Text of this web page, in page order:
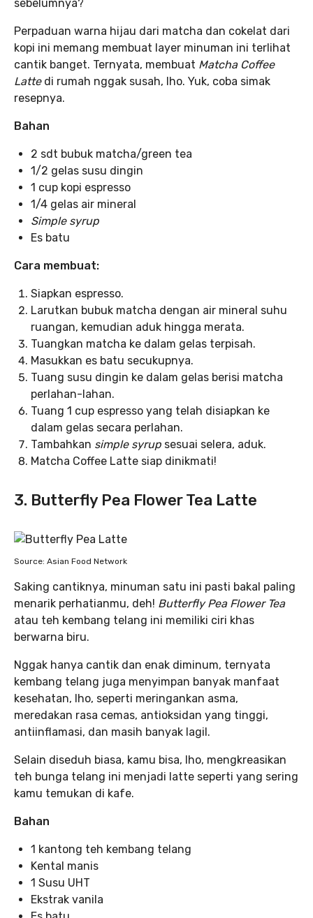
sebelumnya?
Perpaduan warna hijau dari matcha dan cokelat dari
kopi ini memang membuat layer minuman ini terlihat
cantik banget. Ternyata, membuat Matcha Coffee
Latte di rumah nggak susah, lho. Yuk, coba simak
resepnya.
Bahan
2 sdt bubuk matcha/green tea
1/2 gelas susu dingin
1 cup kopi espresso
1/4 gelas air mineral
Simple syrup
Es batu
Cara membuat:
Siapkan espresso.
Larutkan bubuk matcha dengan air mineral suhu
ruangan, kemudian aduk hingga merata.
Tuangkan matcha ke dalam gelas terpisah.
Masukkan es batu secukupnya.
Tuang susu dingin ke dalam gelas berisi matcha
perlahan-lahan.
Tuang 1 cup espresso yang telah disiapkan ke
dalam gelas secara perlahan.
Tambahkan simple syrup sesuai selera, aduk.
Matcha Coffee Latte siap dinikmati!
3. Butterfly Pea Flower Tea Latte
Source: Asian Food Network
Saking cantiknya, minuman satu ini pasti bakal paling
menarik perhatianmu, deh! Butterfly Pea Flower Tea
atau teh kembang telang ini memiliki ciri khas
berwarna biru.
Nggak hanya cantik dan enak diminum, ternyata
kembang telang juga menyimpan banyak manfaat
kesehatan, lho, seperti meringankan asma,
meredakan rasa cemas, antioksidan yang tinggi,
antiinflamasi, dan masih banyak lagil.
Selain diseduh biasa, kamu bisa, lho, mengkreasikan
teh bunga telang ini menjadi latte seperti yang sering
kamu temukan di kafe.
Bahan
1 kantong teh kembang telang
Kental manis
1 Susu UHT
Ekstrak vanila